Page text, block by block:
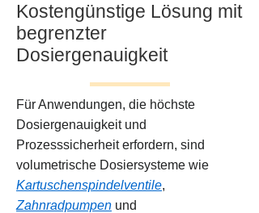
Kostengünstige Lösung mit
begrenzter
Dosiergenauigkeit
Für Anwendungen, die höchste
Dosiergenauigkeit und
Prozesssicherheit erfordern, sind
volumetrische Dosiersysteme wie
Kartuschenspindelventile,
Zahnradpumpen und